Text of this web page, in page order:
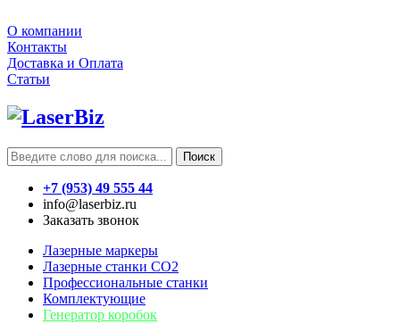
О компании
Контакты
Доставка и Оплата
Статьи
Поиск
+7 (953) 49 555 44
info@laserbiz.ru
Заказать звонок
Лазерные маркеры
Лазерные станки CO2
Профессиональные станки
Комплектующие
Генератор коробок